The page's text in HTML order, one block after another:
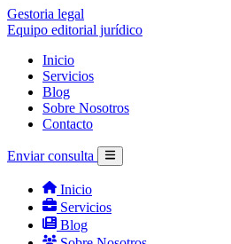
Gestoria legal
Equipo editorial jurídico
Inicio
Servicios
Blog
Sobre Nosotros
Contacto
Enviar consulta
Inicio
Servicios
Blog